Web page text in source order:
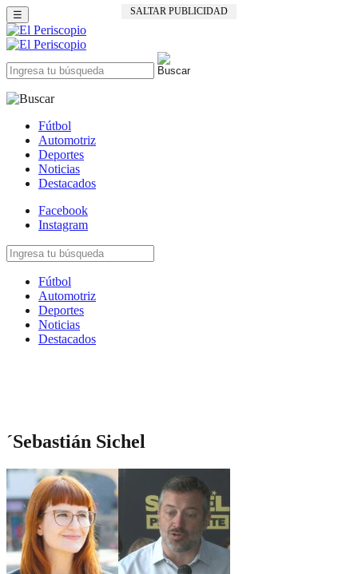
SALTAR PUBLICIDAD
☰
Fútbol
Automotriz
Deportes
Noticias
Destacados
Facebook
Instagram
Fútbol
Automotriz
Deportes
Noticias
Destacados
´Sebastián Sichel